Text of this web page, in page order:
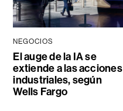
NEGOCIOS
El auge de la IA se
extiende a las acciones
industriales, según
Wells Fargo